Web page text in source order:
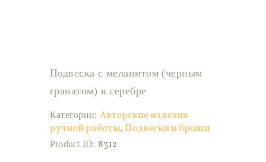
Подвеска с меланитом (черным
гранатом) в серебре
Категории: Авторские изделия
ручной работы, Подвески и броши
Product ID: 8312